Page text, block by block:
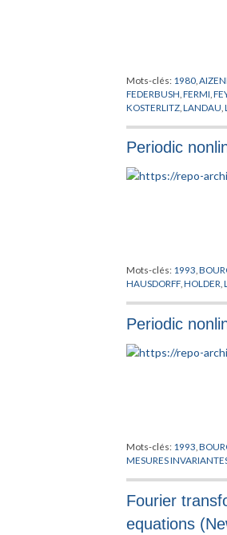
Mots-clés: 1980
FEDERBUSH ,FERMI ,
KOSTERLITZ ,LANDAU ,
Periodic
Mots-clés: 1993 ,
HAUSDORFF ,HOLDER ,
Periodic
Mots-clés: 1993 ,
MESURES
Fourier
equations